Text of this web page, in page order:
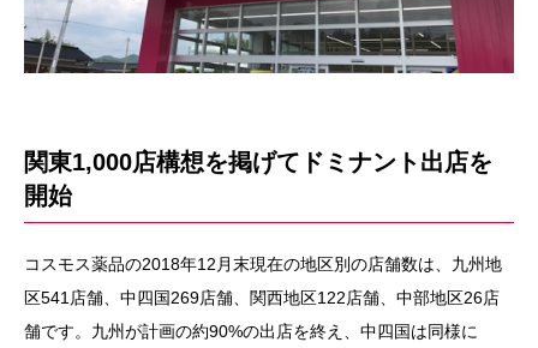
関東1,000店構想を掲げてドミナント出店を
開始
コスモス薬品の2018年12月末現在の地区別の店舗数は、九州地
区541店舗、中四国269店舗、関西地区122店舗、中部地区26店
舗です。九州が計画の約90%の出店を終え、中四国は同様に